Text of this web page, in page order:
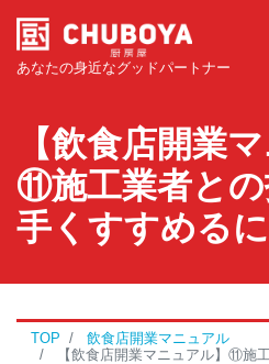
あなたの身近なグッドパートナー
【飲食店開業
⑪施工業者と
手くすすめる
TOP
飲食店開業マニュアル
【飲食店開業マニュアル】⑪施工業